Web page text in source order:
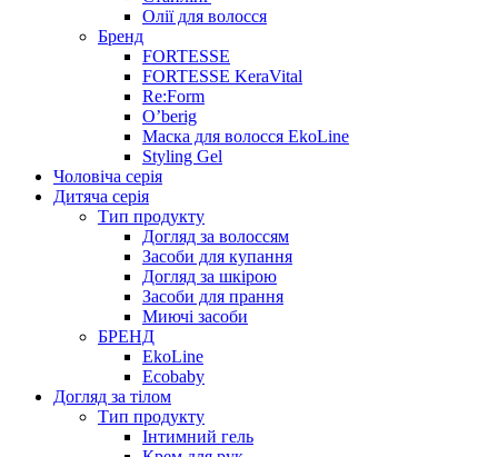
Олії для волосся
Бренд
FORTESSE
FORTESSE KeraVital
Re:Form
O’berig
Маска для волосся EkoLine
Styling Gel
Чоловіча серія
Дитяча серія
Тип продукту
Догляд за волоссям
Засоби для купання
Догляд за шкірою
Засоби для прання
Миючі засоби
БРЕНД
EkoLine
Ecobaby
Догляд за тілом
Тип продукту
Інтимний гель